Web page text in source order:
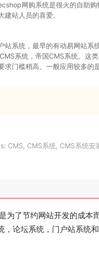
网购系统是很火的自助
站人员的喜爱。
站系统，最早的有动易网站系
系统，帝国CMS系统。这
求门槛稍高。一般应用较多的
CMS, CMS系统, CMS系统安
为了节约网站开发的成
论坛系统，门户站系统和